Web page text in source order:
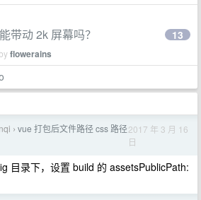
带动 2k 屏幕吗？
flowerains
13
› vue 打包后文件路径 css 路径2017 年 3 月 16
日
目录下，设置 build 的 assetsPublicPath: